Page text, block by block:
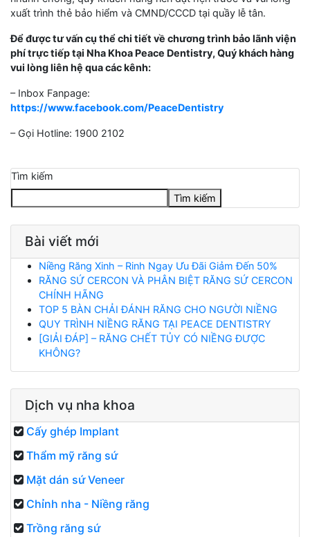
xuất trình thẻ bảo hiểm và CMND/CCCD tại quầy lễ tân.
Để được tư vấn cụ thể chi tiết về chương trình bảo lãnh viện
phí trực tiếp tại Nha Khoa Peace Dentistry, Quý khách hàng
vui lòng liên hệ qua các kênh:
– Inbox Fanpage:
https://www.facebook.com/PeaceDentistry
– Gọi Hotline: 1900 2102
Tìm kiếm
Tìm kiếm
Bài viết mới
Niềng Răng Xinh – Rinh Ngay Ưu Đãi Giảm Đến 50%
RĂNG SỨ CERCON VÀ PHÂN BIỆT RĂNG SỨ CERCON
CHÍNH HÃNG
TOP 5 BÀN CHẢI ĐÁNH RĂNG CHO NGƯỜI NIỀNG
QUY TRÌNH NIỀNG RĂNG TẠI PEACE DENTISTRY
[GIẢI ĐÁP] – RĂNG CHẾT TỦY CÓ NIỀNG ĐƯỢC
KHÔNG?
Dịch vụ nha khoa
Cấy ghép Implant
Thẩm mỹ răng sứ
Mặt dán sứ Veneer
Chỉnh nha - Niềng răng
Trồng răng sứ